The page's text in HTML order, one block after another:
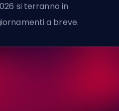
si terranno in
a breve.